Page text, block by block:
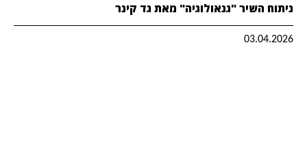
ניתוח השיר "גנאולוגיה" מאת גד קינר
03.04.2026